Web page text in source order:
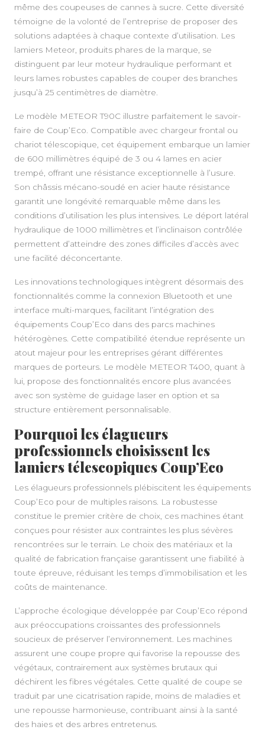
même des coupeuses de cannes à sucre. Cette diversité
témoigne de la volonté de l’entreprise de proposer des
solutions adaptées à chaque contexte d’utilisation. Les
lamiers Meteor, produits phares de la marque, se
distinguent par leur moteur hydraulique performant et
leurs lames robustes capables de couper des branches
jusqu’à 25 centimètres de diamètre.
Le modèle METEOR T90C illustre parfaitement le savoir-
faire de Coup’Eco. Compatible avec chargeur frontal ou
chariot télescopique, cet équipement embarque un lamier
de 600 millimètres équipé de 3 ou 4 lames en acier
trempé, offrant une résistance exceptionnelle à l’usure.
Son châssis mécano-soudé en acier haute résistance
garantit une longévité remarquable même dans les
conditions d’utilisation les plus intensives. Le déport latéral
hydraulique de 1000 millimètres et l’inclinaison contrôlée
permettent d’atteindre des zones difficiles d’accès avec
une facilité déconcertante.
Les innovations technologiques intègrent désormais des
fonctionnalités comme la connexion Bluetooth et une
interface multi-marques, facilitant l’intégration des
équipements Coup’Eco dans des parcs machines
hétérogènes. Cette compatibilité étendue représente un
atout majeur pour les entreprises gérant différentes
marques de porteurs. Le modèle METEOR T400, quant à
lui, propose des fonctionnalités encore plus avancées
avec son système de guidage laser en option et sa
structure entièrement personnalisable.
Pourquoi les élagueurs
professionnels choisissent les
lamiers télescopiques Coup’Eco
Les élagueurs professionnels plébiscitent les équipements
Coup’Eco pour de multiples raisons. La robustesse
constitue le premier critère de choix, ces machines étant
conçues pour résister aux contraintes les plus sévères
rencontrées sur le terrain. Le choix des matériaux et la
qualité de fabrication française garantissent une fiabilité à
toute épreuve, réduisant les temps d’immobilisation et les
coûts de maintenance.
L’approche écologique développée par Coup’Eco répond
aux préoccupations croissantes des professionnels
soucieux de préserver l’environnement. Les machines
assurent une coupe propre qui favorise la repousse des
végétaux, contrairement aux systèmes brutaux qui
déchirent les fibres végétales. Cette qualité de coupe se
traduit par une cicatrisation rapide, moins de maladies et
une repousse harmonieuse, contribuant ainsi à la santé
des haies et des arbres entretenus.